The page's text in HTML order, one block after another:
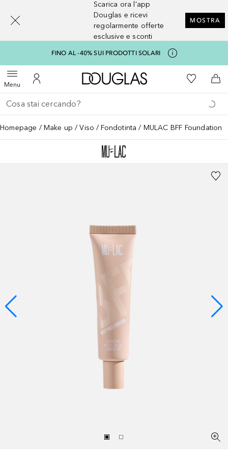
Scarica ora l'app
Douglas e ricevi
regolarmente offerte
esclusive e sconti
MOSTRA
FINO AL -40% SUI PRODOTTI SOLARI
MenuApri menuAl Mio Account
A Douglas HomeAlla Mia
Al
Torna indietro
Esegui ricerca
Homepage Make up Viso Fondotinta MULAC BFF Foundation
[navigation.slideout.screenreader]